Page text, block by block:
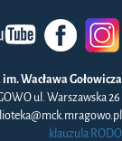
Wacława Gołowicza
ul. Warszawska 26
klauzula RODO